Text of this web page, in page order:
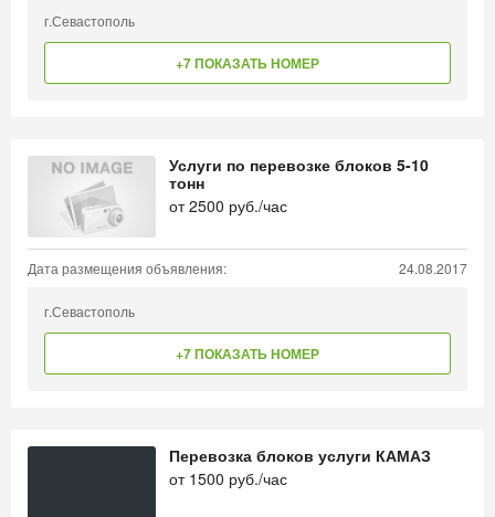
г.Севастополь
+7 ПОКАЗАТЬ НОМЕР
Услуги по перевозке блоков 5-10
тонн
от2500 руб./час
Дата размещения объявления: 24.08.2017
г.Севастополь
+7 ПОКАЗАТЬ НОМЕР
Перевозка блоков услуги КАМАЗ
от 1500 руб./час